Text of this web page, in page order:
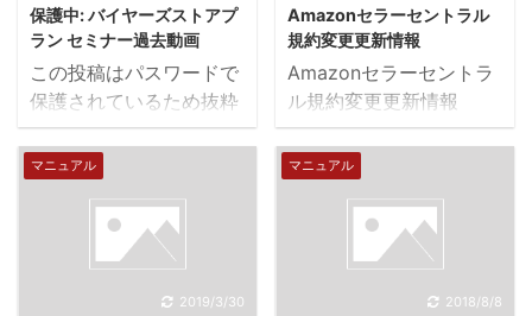
保護中: バイヤーズストアプ
ラン セミナー過去動画
この投稿はパスワードで
保護されているため抜粋
文はありません。
Amazonセラーセントラル
規約変更更新情報
Amazonセラーセントラ
ル規約変更更新情報
Amazon規約変更情報 時
間的優位性に関する表現
× 掲載禁止商品の追加 医
薬部外品の区分表示 アル
コール類の広告表現の規
制 医薬品、医薬部外品、
医療機器 2018年6月
マニュアル
2019/3/30
マニュアル
2018/8/8